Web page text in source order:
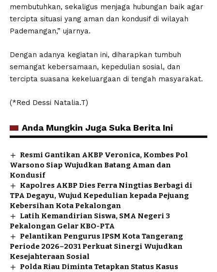
membutuhkan, sekaligus menjaga hubungan baik agar
tercipta situasi yang aman dan kondusif di wilayah
Pademangan,” ujarnya.
Dengan adanya kegiatan ini, diharapkan tumbuh
semangat kebersamaan, kepedulian sosial, dan
tercipta suasana kekeluargaan di tengah masyarakat.
(*Red Dessi Natalia.T)
Anda Mungkin Juga Suka Berita Ini
Resmi Gantikan AKBP Veronica, Kombes Pol
Warsono Siap Wujudkan Batang Aman dan
Kondusif
Kapolres AKBP Dies Ferra Ningtias Berbagi di
TPA Degayu, Wujud Kepedulian kepada Pejuang
Kebersihan Kota Pekalongan
Latih Kemandirian Siswa, SMA Negeri 3
Pekalongan Gelar KBO-PTA
Pelantikan Pengurus IPSM Kota Tangerang
Periode 2026–2031 Perkuat Sinergi Wujudkan
Kesejahteraan Sosial
Polda Riau Diminta Tetapkan Status Kasus